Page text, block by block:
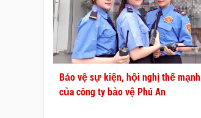
Bảo vệ sự kiện, hội nghị thế mạnh
của công ty bảo vệ Phú An